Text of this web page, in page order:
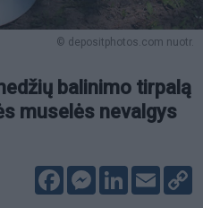
© depositphotos.com nuotr.
balinimo tirpalą
muselės nevalgys
FacebookMessenger
LinkedIn
Email